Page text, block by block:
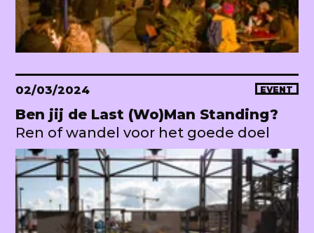
02/03/2024 EVENT
Ben jij de Last (Wo)Man Standing?
Ren of wandel voor het goede doel